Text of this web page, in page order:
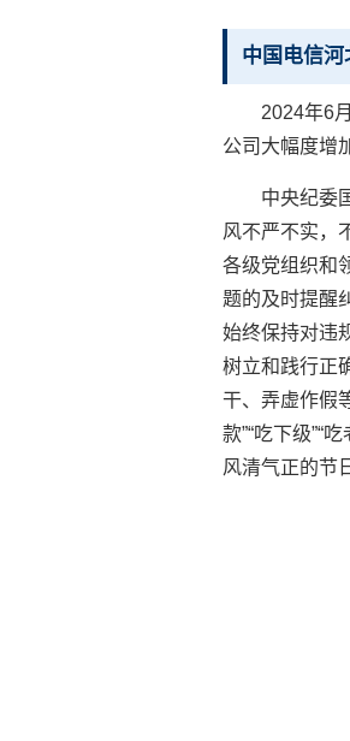
中国电信河
2024年6
公司大幅度增
中央纪委
风不严不实，
各级党组织和
题的及时提醒
始终保持对违
树立和践行正
干、弄虚作假
款”“吃下级”“
风清气正的节